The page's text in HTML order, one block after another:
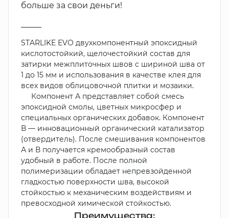
больше за свои деньги!
STARLIKE EVO двухкомпонентный эпоксидный
кислотостойкий, щелочестойкий состав для
затирки межплиточных швов с шириной шва от
1 до 15 мм и использования в качестве клея для
всех видов облицовочной плитки и мозаики.
Компонент А представляет собой смесь
эпоксидной смолы, цветных микросфер и
специальных органических добавок. Компонент
В — инновационный органический катализатор
(отвердитель). После смешивания компонентов
А и В получается кремообразный состав
удобный в работе. После полной
полимеризации обладает непревзойденной
гладкостью поверхности шва, высокой
стойкостью к механическим воздействиям и
превосходной химической стойкостью.
Преимущества: